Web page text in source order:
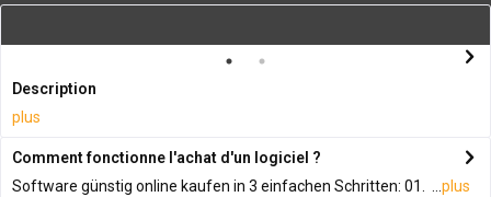
Description
plus
Comment fonctionne l'achat d'un logiciel ?
Software günstig online kaufen in 3 einfachen Schritten: 01. ... plus